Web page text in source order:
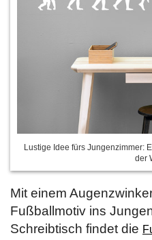
Lustige Idee fürs Jungenzimmer:
der
Mit einem
Fußballmotiv ins
Schreibtisch findet die